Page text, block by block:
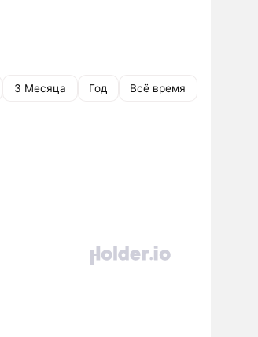
3 Месяца Год Всё время